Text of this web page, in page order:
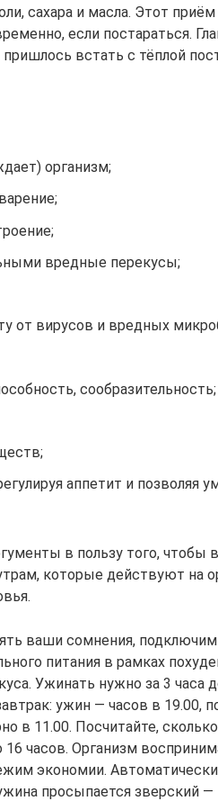
сахара и масла. Этот
если постараться.
пришлось встать с тёплой
организм;
вредные перекусы;
от вирусов и вредных
сообразительность;
аппетит и позволяя
в пользу того, чтобы
которые действуют на
ваши сомнения,
питания в рамках
Ужинать нужно за 3 часа
ужин — часов в 19.00,
в 11.00. Посчитайте,
16 часов. Организм
экономии.
просыпается зверский